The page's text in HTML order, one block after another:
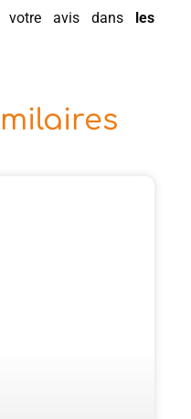
votre avis dans
les